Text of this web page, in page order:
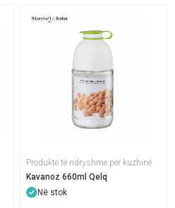
Produkte të ndryshme për kuzhinë
Kavanoz 660ml Qelq
Në stok